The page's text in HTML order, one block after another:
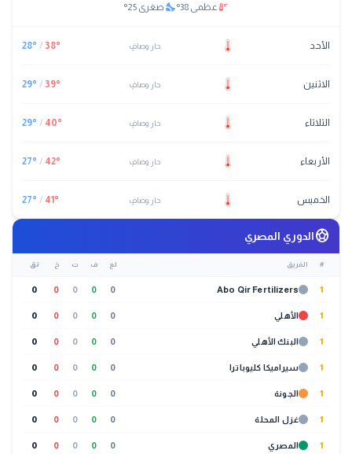
thermostatعظمى 38
°
nights_stay صغرى25
°
الأحد حار وصافٍ 38°
/
28°
الاثنين حار وصافٍ 39°
/
29°
الثلاثاء حار وصافٍ 40°
/
29°
الأربعاء حار وصافٍ 42°
/
27°
الخميس حار وصافٍ 41°
/
27°
sports_soccerالدوري المصري
# الفريق لع ف ت خ نق
1
Abo Qir Fertilizers
0
0
0
0
0
1 الأهلي 0
0
0
0
0
1 البنك الأهلي 0
0
0
0
0
1 سيراميكا كليوباترا 0
0
0
0
0
1 الجونة 0
0
0
0
0
1 غزل المحلة 0
0
0
0
0
1 المصري 0
0
0
0
0